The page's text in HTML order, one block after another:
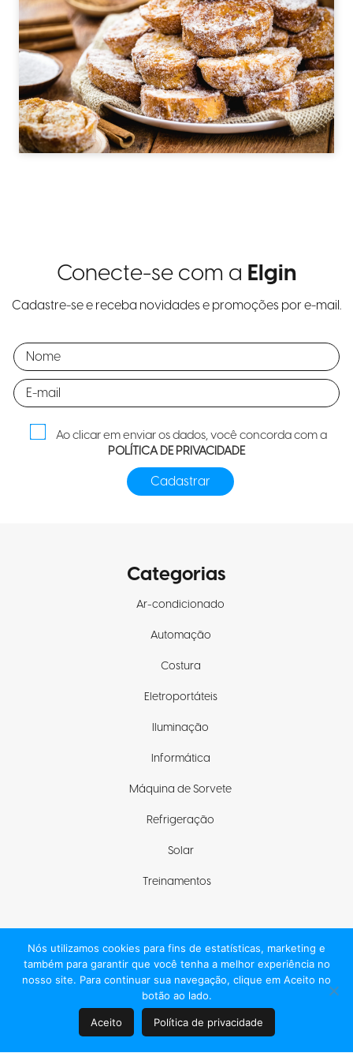
Conecte-se com a Elgin
Cadastre-se e receba novidades e promoções por e-mail.
Ao clicar em enviar os dados, você concorda com a
POLÍTICA DE PRIVACIDADE
Categorias
Ar-condicionado
Automação
Costura
Eletroportáteis
Iluminação
Informática
Máquina de Sorvete
Refrigeração
Solar
Treinamentos
Fique com a gente
Nós utilizamos cookies para fins de estatísticas, marketing e
também para garantir que você tenha a melhor experiência no
nosso site. Para continuar sua navegação, clique em Aceito no
botão ao lado.
Aceito Política de privacidade